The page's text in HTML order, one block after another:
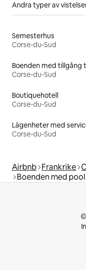
Andra typer av
Semesterhus
Corse-du-Sud
Boenden med tillgång
Corse-du-Sud
Boutiquehotell
Corse-du-Sud
Lägenheter med
Corse-du-Sud
Airbnb Frankrike
Boenden med
©